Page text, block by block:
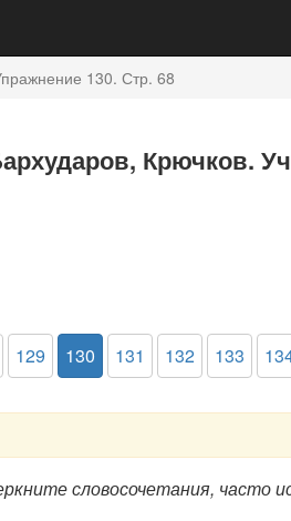
130. Стр. 68
Крючков.
129 130 131 132 133
словосочетания, часто